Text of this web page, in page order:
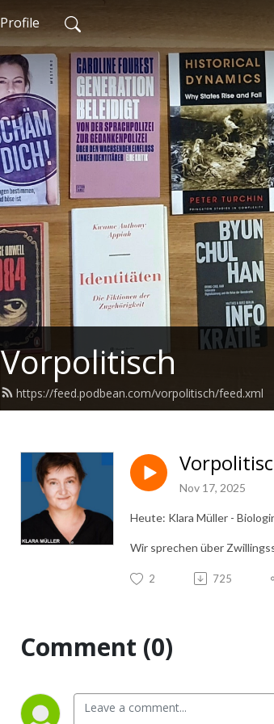
Profile
Vorpolitisch
https://feed.podbean.com/vorpolitisch/feed.xml
Nov 17, 2025
Heute: Klara Müller -
Wir sprechen über
2 725
Comment (0)